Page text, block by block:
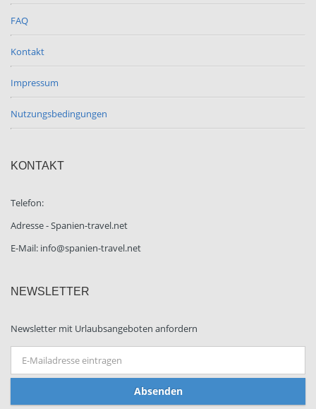
FAQ
Kontakt
Impressum
Nutzungsbedingungen
KONTAKT
Telefon:
Adresse - Spanien-travel.net
E-Mail: info@spanien-travel.net
NEWSLETTER
Newsletter mit Urlaubsangeboten anfordern
Absenden